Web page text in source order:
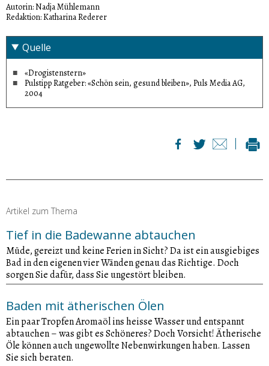
Autorin: Nadja Mühlemann
Redaktion: Katharina Rederer
Quelle
«Drogistenstern»
Pulstipp Ratgeber: «Schön sein, gesund bleiben», Puls Media AG,
2004
Artikel zum Thema
Tief in die Badewanne abtauchen
Müde, gereizt und keine Ferien in Sicht? Da ist ein ausgiebiges
Bad in den eigenen vier Wänden genau das Richtige. Doch
sorgen Sie dafür, dass Sie ungestört bleiben.
Baden mit ätherischen Ölen
Ein paar Tropfen Aromaöl ins heisse Wasser und entspannt
abtauchen – was gibt es Schöneres? Doch Vorsicht! Ätherische
Öle können auch ungewollte Nebenwirkungen haben. Lassen
Sie sich beraten.